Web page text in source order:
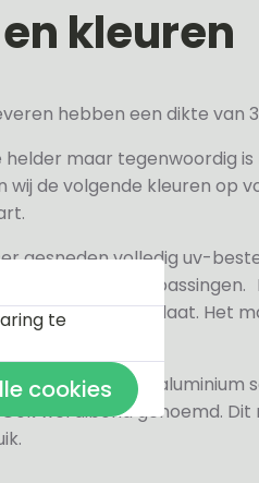
kleuren
hebben een dikte van
helder maar tegenwoordig
wij de volgende kleuren op
gesneden volledig uv-
en
acrylaat naamplaat. Het
zijn gemaakt van aluminium
wel dibond genoemd.
te
cookies